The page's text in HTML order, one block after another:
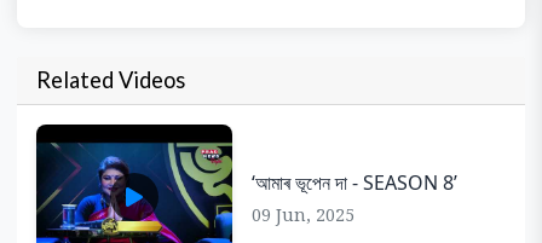
Related Videos
‘আমাৰ ভূপেন দা - SEASON 8’
09 Jun, 2025